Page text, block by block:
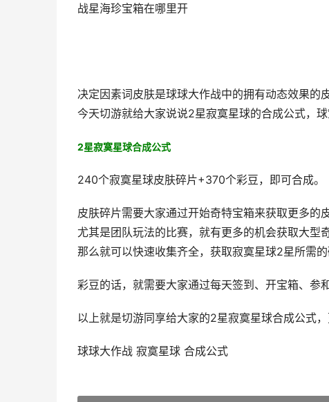
战星海珍宝箱在哪里开
决定因素词皮肤是球球大作战中的拥有动态效果的
今天切游就给大家说说2星寂寞星球的合成公式，球
2星寂寞星球合成公式
240个寂寞星球皮肤碎片+370个彩豆，即可合成。
皮肤碎片需要大家通过开始奇特宝箱来获取更多的
尤其是团队玩法的比赛，就有更多的机会获取大型
那么就可以快速收集齐全，获取寂寞星球2星所需的
彩豆的话，就需要大家通过每天签到、开宝箱、参
以上就是切游同享给大家的2星寂寞星球合成公式
球球大作战 寂寞星球 合成公式